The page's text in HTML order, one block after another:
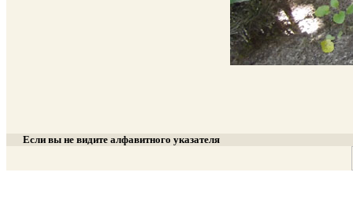
Если вы не видите алфавитного указателя